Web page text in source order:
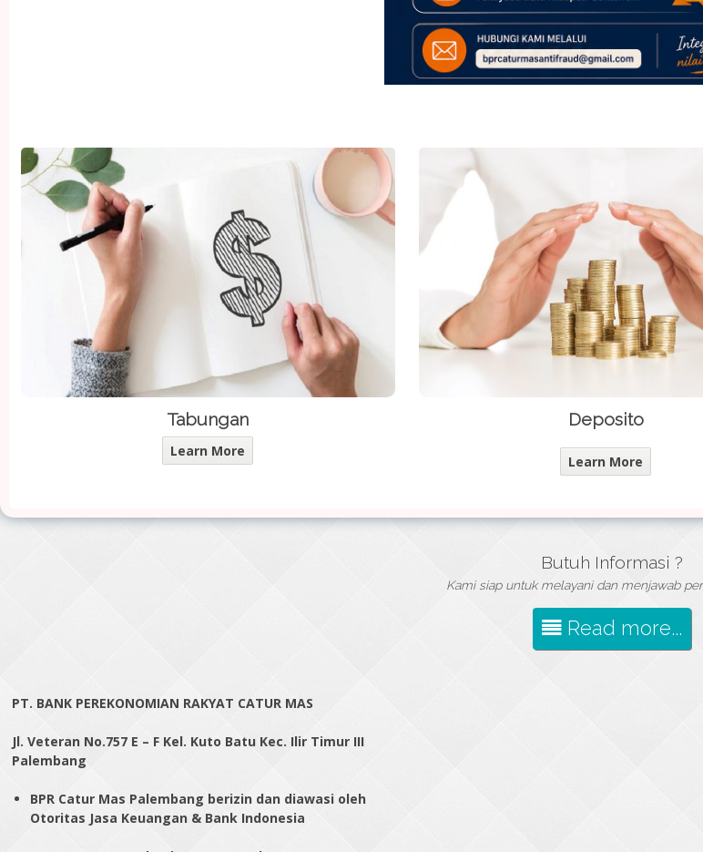
Tabungan
Learn More
Deposito
Learn More
Butuh Informasi ?
Kami siap untuk melayani dan menjawab
Read more...
PT. BANK PEREKONOMIAN RAKYAT CATUR MAS
Jl. Veteran No.757 E – F Kel. Kuto Batu Kec. Ilir Timur III
Palembang
BPR Catur Mas Palembang berizin dan diawasi oleh
Otoritas Jasa Keuangan & Bank Indonesia